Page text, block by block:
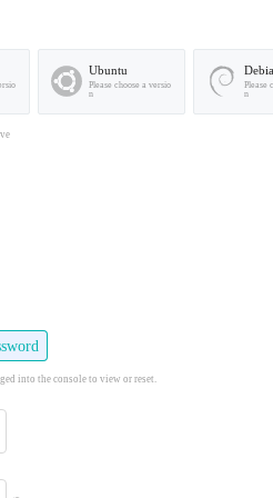
Ubuntu
Please choose a versio
n
Please
n
into the console to view or reset.